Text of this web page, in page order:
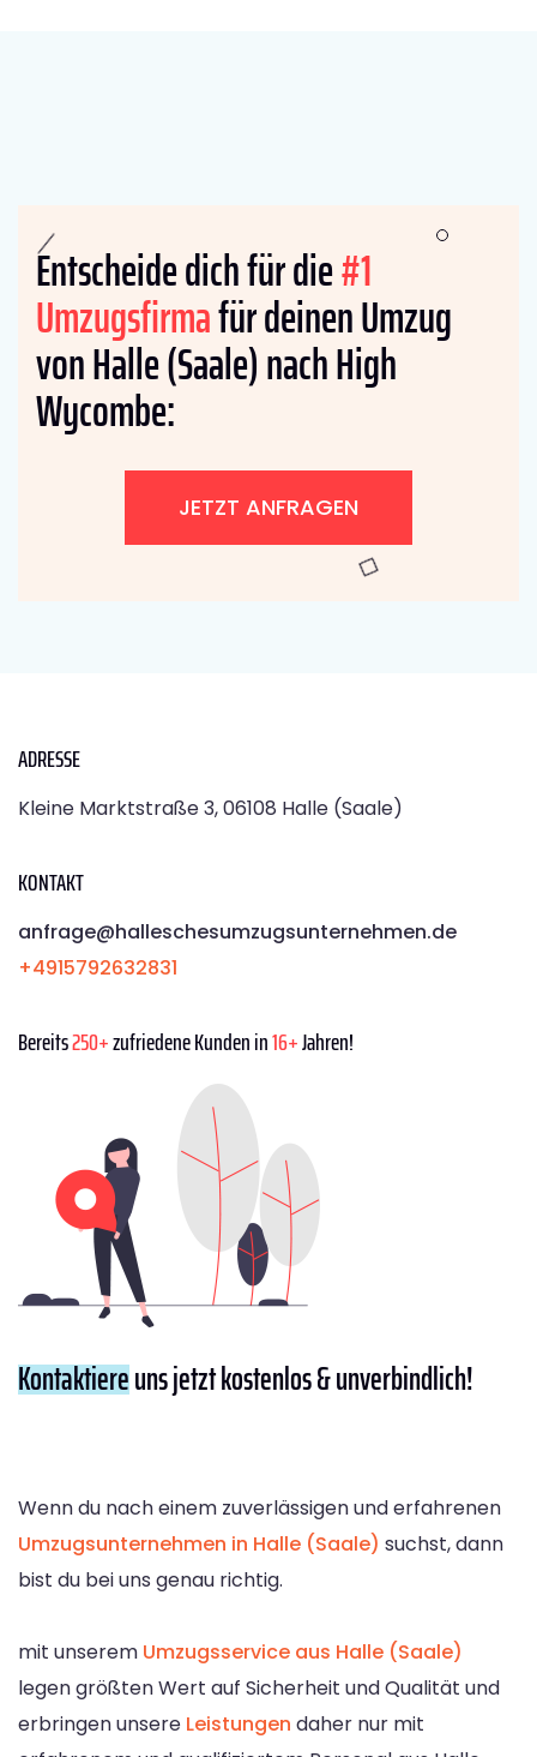
Entscheide dich für die#1
Umzugsfirmafür deinen Umzug
von Halle (Saale) nach High
Wycombe:
JETZT ANFRAGEN
ADRESSE
Kleine Marktstraße 3, 06108 Halle (Saale)
KONTAKT
anfrage@halleschesumzugsunternehmen.de
+4915792632831
Bereits250+zufriedene Kunden in16+Jahren!
Kontaktiereuns jetzt kostenlos & unverbindlich!
Wenn du nach einem zuverlässigen und erfahrenen
Umzugsunternehmen in Halle (Saale) suchst, dann
bist du bei uns genau richtig.
mit unserem Umzugsservice aus Halle (Saale)
legen größten Wert auf Sicherheit und Qualität und
erbringen unsere Leistungen daher nur mit